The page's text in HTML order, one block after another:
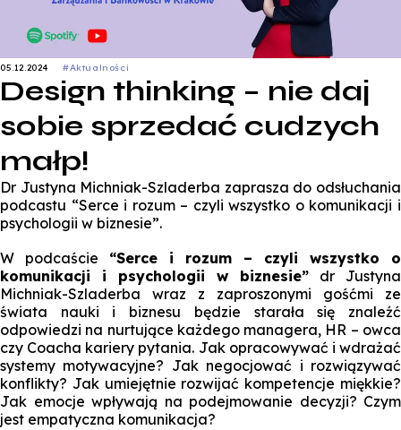
05.12.2024 #Aktualności
Design thinking – nie daj
sobie sprzedać cudzych
małp!
Dr Justyna Michniak-Szladerba zaprasza do odsłuchania
podcastu “Serce i rozum – czyli wszystko o komunikacji i
psychologii w biznesie”.
W podcaście “Serce i rozum – czyli wszystko o
komunikacji i psychologii w biznesie” dr Justyna
Michniak-Szladerba wraz z zaproszonymi gośćmi ze
świata nauki i biznesu będzie starała się znaleźć
odpowiedzi na nurtujące każdego managera, HR – owca
czy Coacha kariery pytania. Jak opracowywać i wdrażać
systemy motywacyjne? Jak negocjować i rozwiązywać
konflikty? Jak umiejętnie rozwijać kompetencje miękkie?
Jak emocje wpływają na podejmowanie decyzji? Czym
jest empatyczna komunikacja?